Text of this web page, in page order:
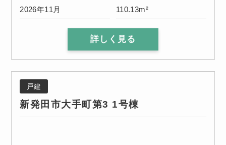
2026年11月
110.13m²
詳しく見る
戸建
新発田市大手町第3 1号棟